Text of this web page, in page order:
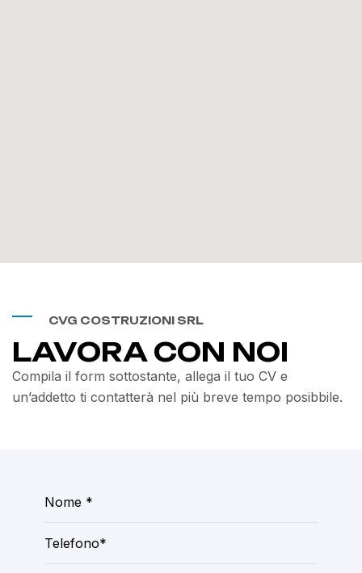
CVG COSTRUZIONI SRL
LAVORA CON NOI
Compila il form sottostante, allega il tuo CV e
un’addetto ti contatterà nel più breve tempo posibbile.